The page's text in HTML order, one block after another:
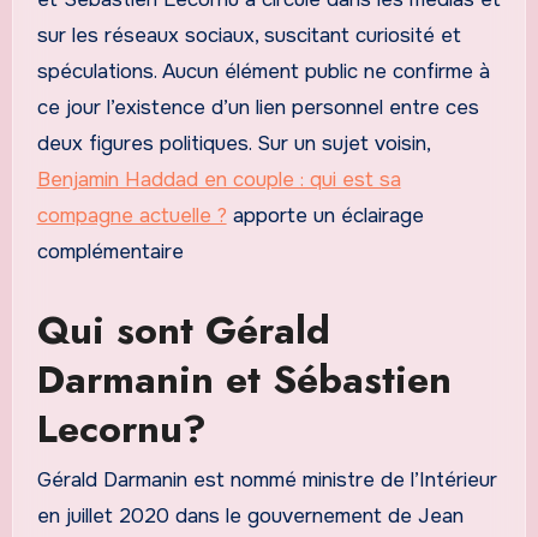
sur les réseaux sociaux, suscitant curiosité et
spéculations. Aucun élément public ne confirme à
ce jour l’existence d’un lien personnel entre ces
deux figures politiques. Sur un sujet voisin,
Benjamin Haddad en couple : qui est sa
compagne actuelle ? apporte un éclairage
complémentaire
Qui sont Gérald
Darmanin et Sébastien
Lecornu?
Gérald Darmanin est nommé ministre de l’Intérieur
en juillet 2020 dans le gouvernement de Jean